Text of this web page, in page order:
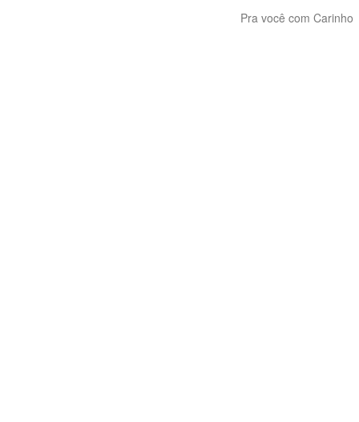
Pra você com Carinho